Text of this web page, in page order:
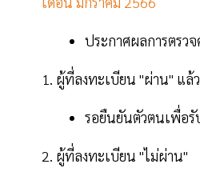
ประกาศผลการตรว
1. ผู้ที่ลงทะเบียน "ผ่าน" แล้ว
รอยืนยันตัวตนเพื่อรั
2. ผู้ที่ลงทะเบียน "ไม่ผ่าน"